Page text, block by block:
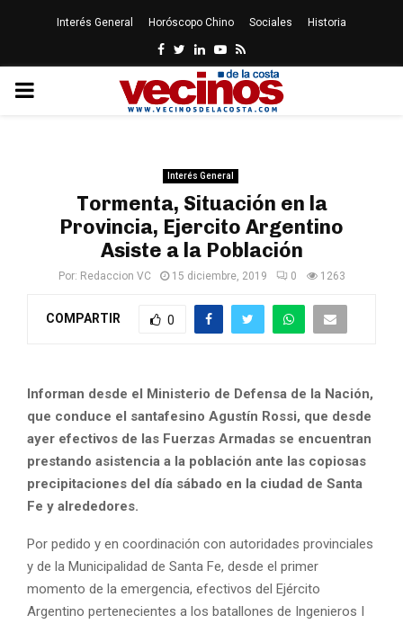
Interés General Horóscopo Chino Sociales Historia
Facebook
Twitter
LinkedinYoutube
Rss
PRIMARY
Interés General
Tormenta, Situación en la
Provincia, Ejercito Argentino
Asiste a la Población
Por: Redaccion VC 15 diciembre, 2019 0 1263
COMPARTIR 0
Informan desde el Ministerio de Defensa de la Nación,
que conduce el santafesino Agustín Rossi, que desde
ayer efectivos de las Fuerzas Armadas se encuentran
prestando asistencia a la población ante las copiosas
precipitaciones del día sábado en la ciudad de Santa
Fe y alrededores.
Por pedido y en coordinación con autoridades provinciales
y de la Municipalidad de Santa Fe, desde el primer
momento de la emergencia, efectivos del Ejército
Argentino pertenecientes a los batallones de Ingenieros I